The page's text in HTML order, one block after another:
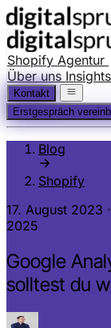
Shopify Agentur
Über uns Insights
Kontakt
Erstgespräch
Blog
Shopify
17. August 2023 ·
2025
Google
solltest du